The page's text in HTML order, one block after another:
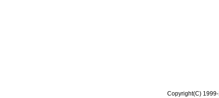
Copyright(C)